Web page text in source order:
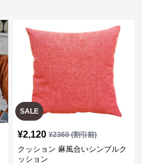
SALE
¥2,120 ¥2360(割引前)
クッション 麻風合いシンプルク
ッション